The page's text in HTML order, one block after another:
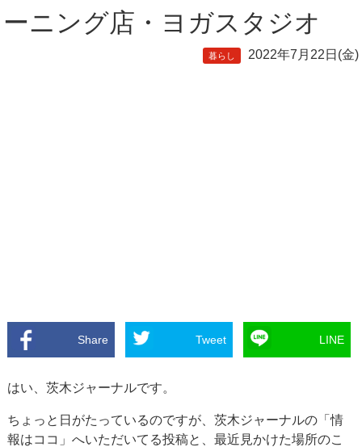
ーニング店・ヨガスタジオ
暮らし 2022年7月22日(金)
Share Tweet LINE
はい、茨木ジャーナルです。
ちょっと日がたっているのですが、茨木ジャーナルの「情
報はココ」へいただいてる投稿と、最近見かけた場所のこ